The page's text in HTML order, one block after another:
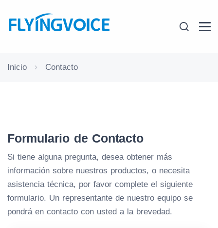
Inicio Contacto
Formulario de Contacto
Si tiene alguna pregunta, desea obtener más
información sobre nuestros productos, o necesita
asistencia técnica, por favor complete el siguiente
formulario. Un representante de nuestro equipo se
pondrá en contacto con usted a la brevedad.